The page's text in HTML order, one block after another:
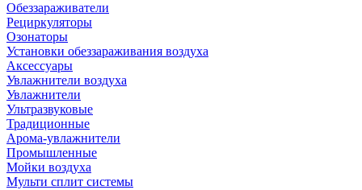
Обеззараживатели
Рециркуляторы
Озонаторы
Установки обеззараживания воздуха
Аксессуары
Увлажнители воздуха
Увлажнители
Ультразвуковые
Традиционные
Арома-увлажнители
Промышленные
Мойки воздуха
Мульти сплит системы